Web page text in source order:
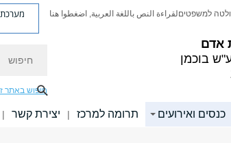
אדם
בוכמן
למשפטיםلقراءة النص باللغة العربية, اضغطوا هنا מערכת
חיפוש באתר
כנסים ואירועים תרומה למרכז | יצירת קשר |